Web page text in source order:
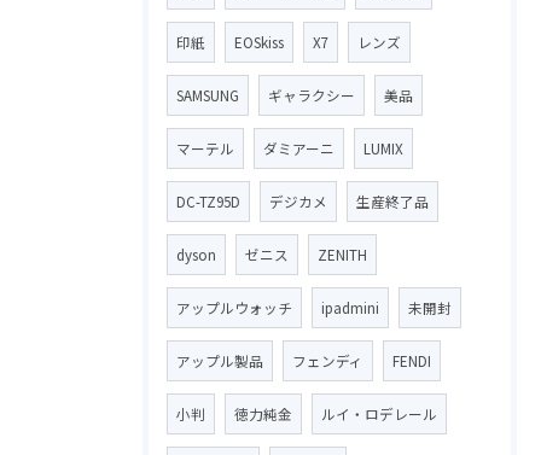
印紙 EOSkiss X7 レンズ
SAMSUNG ギャラクシー 美品
マーテル ダミアーニ LUMIX
DC-TZ95D デジカメ 生産終了品
dyson ゼニス ZENITH
アップルウォッチ ipadmini 未開封
アップル製品 フェンディ FENDI
小判 徳力純金 ルイ・ロデレール